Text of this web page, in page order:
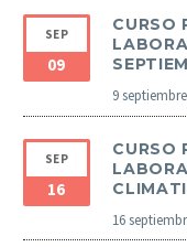
SEP
09
CURSO
9
SEP
16
CURSO
16